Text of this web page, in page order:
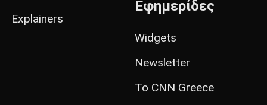
Explainers
Εφημερίδες
Widgets
Newsletter
Το CNN Greece